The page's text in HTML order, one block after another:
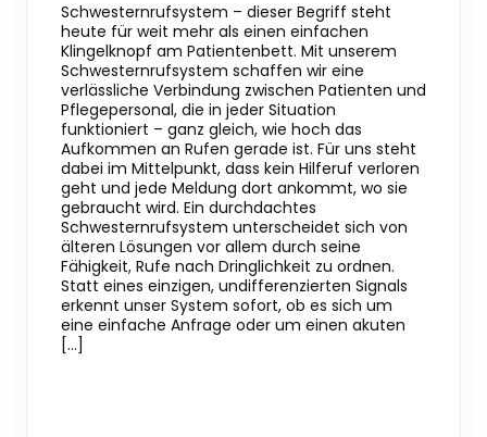
Schwesternrufsystem – dieser Begriff steht
heute für weit mehr als einen einfachen
Klingelknopf am Patientenbett. Mit unserem
Schwesternrufsystem schaffen wir eine
verlässliche Verbindung zwischen Patienten und
Pflegepersonal, die in jeder Situation
funktioniert – ganz gleich, wie hoch das
Aufkommen an Rufen gerade ist. Für uns steht
dabei im Mittelpunkt, dass kein Hilferuf verloren
geht und jede Meldung dort ankommt, wo sie
gebraucht wird. Ein durchdachtes
Schwesternrufsystem unterscheidet sich von
älteren Lösungen vor allem durch seine
Fähigkeit, Rufe nach Dringlichkeit zu ordnen.
Statt eines einzigen, undifferenzierten Signals
erkennt unser System sofort, ob es sich um
eine einfache Anfrage oder um einen akuten
[…]